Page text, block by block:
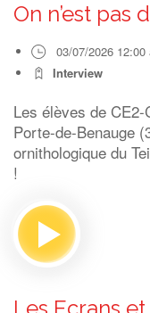
On n’est pas
03/07/2026 12:00
Interview
Les élèves de
Porte-de-Benauge
ornithologique du
!